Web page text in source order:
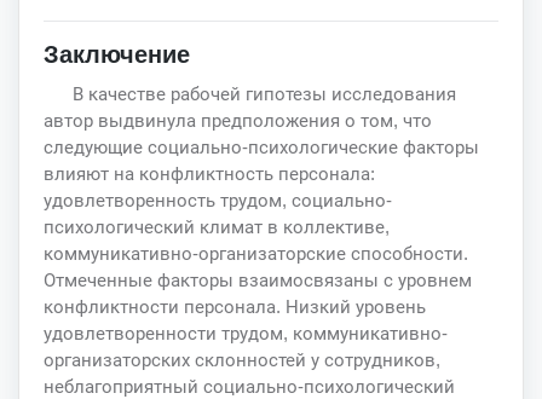
Заключение
В качестве рабочей гипотезы исследования
автор выдвинула предположения о том, что
следующие социально-психологические факторы
влияют на конфликтность персонала:
удовлетворенность трудом, социально-
психологический климат в коллективе,
коммуникативно-организаторские способности.
Отмеченные факторы взаимосвязаны с уровнем
конфликтности персонала. Низкий уровень
удовлетворенности трудом, коммуникативно-
организаторских склонностей у сотрудников,
неблагоприятный социально-психологический